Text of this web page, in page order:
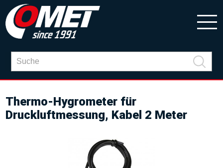
Thermo-Hygrometer für
Druckluftmessung, Kabel 2 Meter